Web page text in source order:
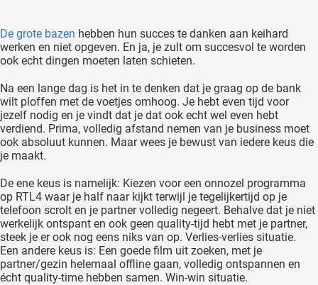
De grote bazen hebben hun succes te danken aan keihard
werken en niet opgeven. En ja, je zult om succesvol te worden
ook echt dingen moeten laten schieten.
Na een lange dag is het in te denken dat je graag op de bank
wilt ploffen met de voetjes omhoog. Je hebt even tijd voor
jezelf nodig en je vindt dat je dat ook echt wel even hebt
verdiend. Prima, volledig afstand nemen van je business moet
ook absoluut kunnen. Maar wees je bewust van iedere keus die
je maakt.
De ene keus is namelijk: Kiezen voor een onnozel programma
op RTL4 waar je half naar kijkt terwijl je tegelijkertijd op je
telefoon scrolt en je partner volledig negeert. Behalve dat je niet
werkelijk ontspant en ook geen quality-tijd hebt met je partner,
steek je er ook nog eens niks van op. Verlies-verlies situatie.
Een andere keus is: Een goede film uit zoeken, met je
partner/gezin helemaal offline gaan, volledig ontspannen en
écht quality-time hebben samen. Win-win situatie.